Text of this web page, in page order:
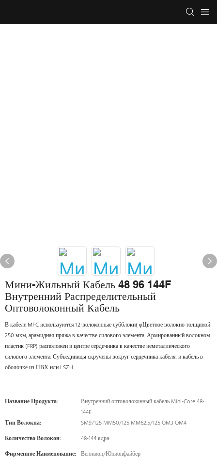
Мини-Жильный Кабель 48 96 144F
Внутренний Распределительный
Оптоволоконный Кабель
В кабеле MFC используются 12-волоконные субблоки( φЦветное волокно толщиной
250 мкм, арамидная пряжа в качестве силового элемента. Армированный волокном
пластик (FRP) расположен в центре сердечника в качестве неметаллического
силового элемента. Субъединицы скручены вокруг сердечника кабеля. и кабель в
оболочке из ПВХ или LSZH.
Название Продукта:
Внутренний оптоволоконный кабель Mini-Core 48-
144F
Тип Волокна:
SM9/125 MM50/125 MM62.5/125 OM3 OM4
Количество Волокон:
48-144 ядра
Фирменное Наименование: Веюнион/Юнионфайбер